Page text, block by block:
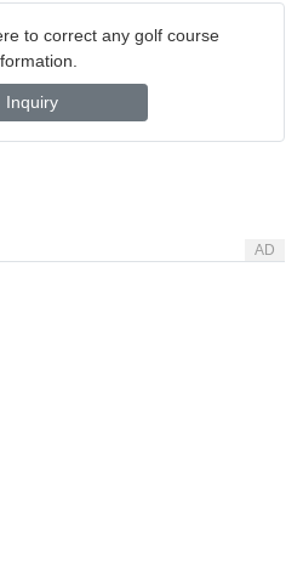
to correct any golf course
Inquiry
AD